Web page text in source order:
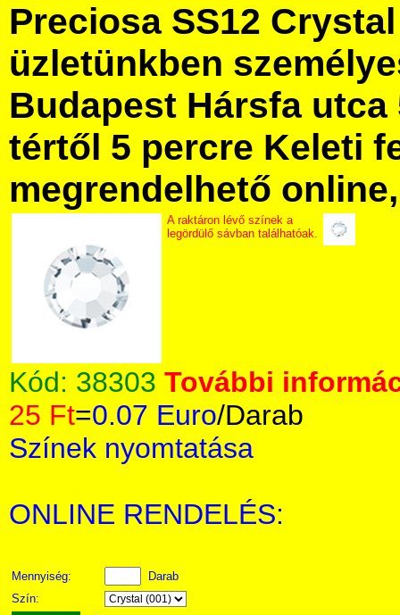
Preciosa SS12
üzletünkben
Budapest Hársfa utca
tértől 5 percre Keleti
megrendelhető
A raktáron lévő színek a
legördülő sávban találhatóak.
Kód: 38303 További
25 Ft=0.07 Euro/Darab
Színek nyomtatása
ONLINE RENDELÉS:
Mennyiség:
Darab
Szín: